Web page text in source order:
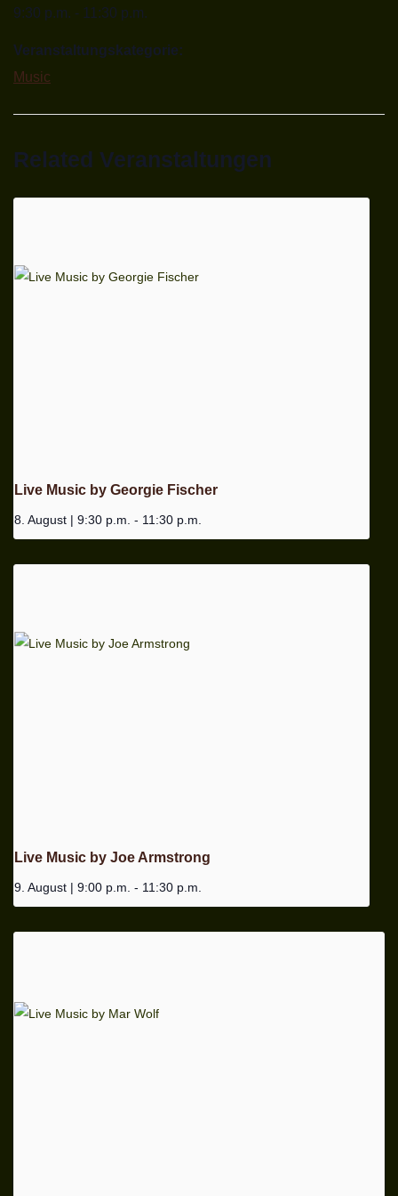
9:30 p.m. - 11:30 p.m.
Veranstaltungskategorie:
Music
Related Veranstaltungen
Live Music by Georgie Fischer
8. August | 9:30 p.m. - 11:30 p.m.
Live Music by Joe Armstrong
9. August | 9:00 p.m. - 11:30 p.m.